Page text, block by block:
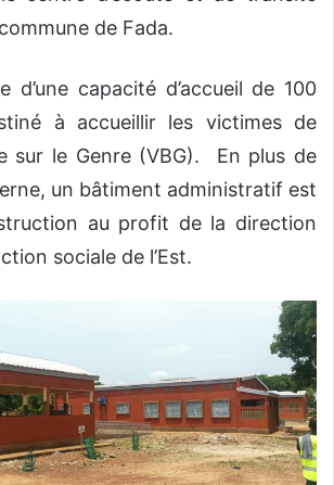
de Fada.
d’une capacité d’accueil de 100
à accueillir les victimes de
sur le Genre (VBG). En plus de
un bâtiment administratif est
au profit de la direction
sociale de l’Est.